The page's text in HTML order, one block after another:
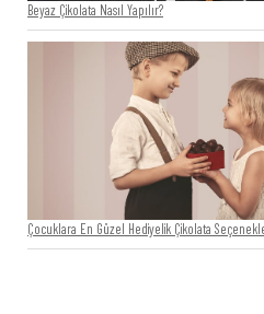
Beyaz Çikolata Nasıl Yapılır?
Çocuklara En Güzel Hediyelik Çikolata